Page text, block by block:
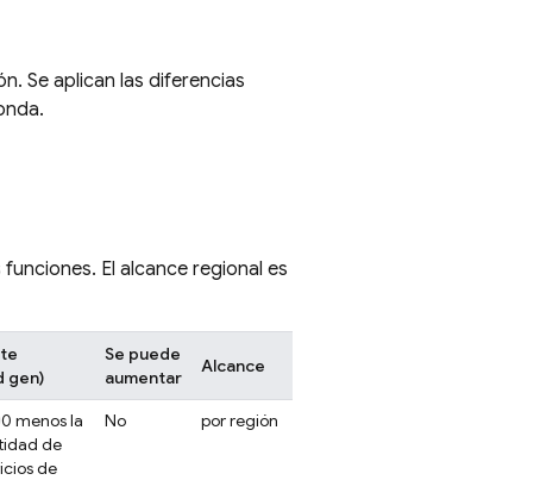
Se aplican las diferencias
El alcance regional es
gen)
Se puede
aumentar
Alcance
menos la
de
de
No por región